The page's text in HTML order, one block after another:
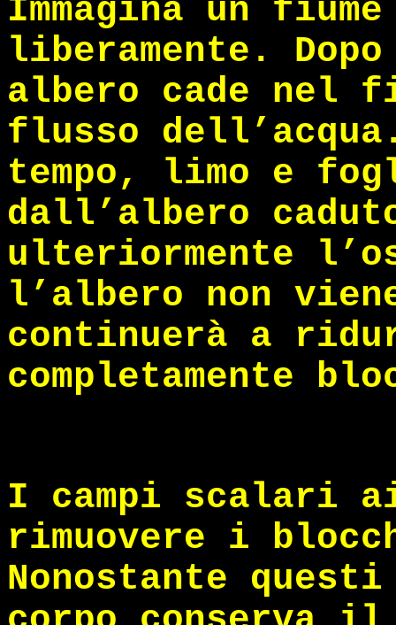
Immagina un
liberamente.
albero cade nel
flusso
tempo, limo e
dall’albero
ulteriormente
l’albero non
continuerà a
completamente
I campi scalari
rimuovere i
Nonostante